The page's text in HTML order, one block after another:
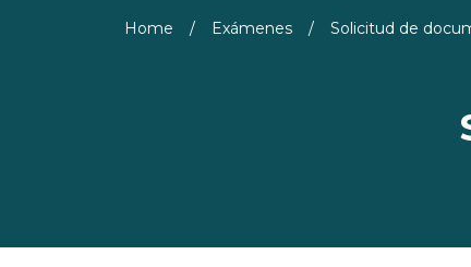
Home / Exámenes / Solicitud de